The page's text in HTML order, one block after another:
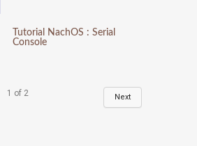
Tutorial NachOS : Serial
Console
1 of 2 Next